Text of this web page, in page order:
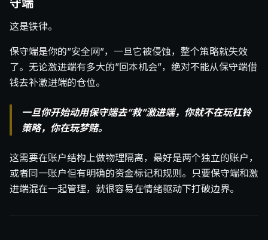
守端
这是铁律。
保守端是你的”安全网”，一旦它被侵蚀，整个策略就失效
了。无论激进端有多大的”回本机会”，绝对不能从保守端借
钱去补激进端的仓位。
一旦你开始动用保守端去”救”激进端，你就不在玩杠铃
策略，你在玩梦赌。
这需要在账户结构上做物理隔离，最好是两个独立的账户，
或者同一账户但有明确的资金标记和规则。只要保守端和激
进端混在一起管理，就很容易在情绪驱动下打破边界。